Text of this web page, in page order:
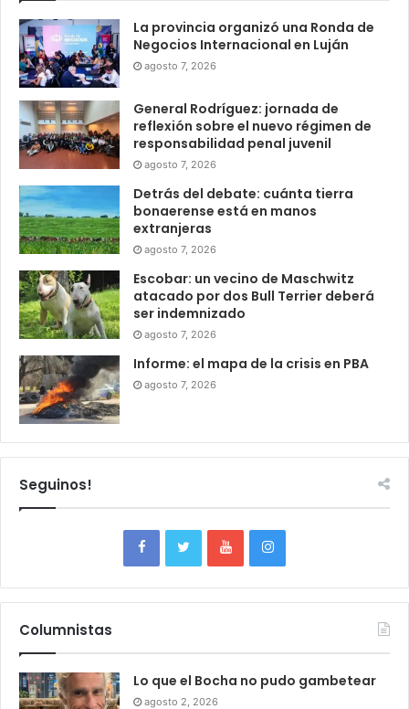
La provincia organizó una Ronda de
Negocios Internacional en Luján
agosto 7, 2026
General Rodríguez: jornada de
reflexión sobre el nuevo régimen de
responsabilidad penal juvenil
agosto 7, 2026
Detrás del debate: cuánta tierra
bonaerense está en manos
extranjeras
agosto 7, 2026
Escobar: un vecino de Maschwitz
atacado por dos Bull Terrier deberá
ser indemnizado
agosto 7, 2026
Informe: el mapa de la crisis en PBA
agosto 7, 2026
Seguinos!
Columnistas
Lo que el Bocha no pudo gambetear
agosto 2, 2026